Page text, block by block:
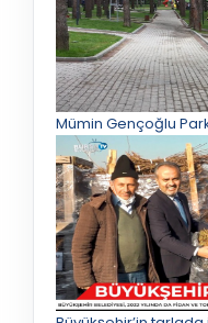
Mümin Gençoğlu